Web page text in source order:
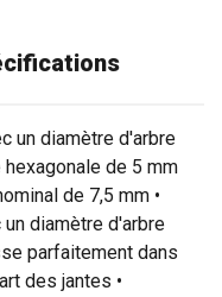
un diamètre d'arbre
de 5 mm
de 7,5 mm •
diamètre d'arbre
parfaitement dans
des jantes •